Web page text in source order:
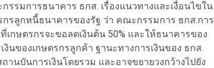
รมการธนาคาร ธกส. เรื่องแนวทางและเงื่อนไขใน
ลูกหนี้ธนาคารของรัฐ ว่า คณะกรรมการ ธกส.การ
กษตรกรจะขอลดเงินต้น 50% และให้ธนาคารของ
นของเกษตรกรลูกค้า ฐานะทางการเงินของ ธกส.
นบันการเงินโดยรวม และอาจขยายวงกว้างไปยัง